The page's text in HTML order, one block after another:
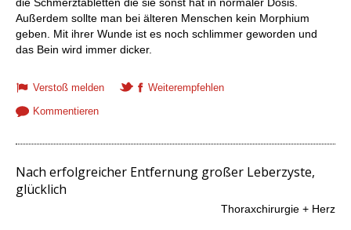
Außerdem sollte man bei älteren Menschen kein Morphium
geben. Mit ihrer Wunde ist es noch schlimmer geworden und
das Bein wird immer dicker.
Verstoß melden
Weiterempfehlen
Kommentieren
Nach erfolgreicher Entfernung großer Leberzyste,
glücklich
Thoraxchirurgie + Herz